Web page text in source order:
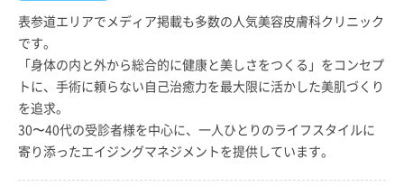
表参道エリアでメディア掲載も多数の人気美容皮膚科クリニック
です。
「身体の内と外から総合的に健康と美しさをつくる」をコンセプ
トに、手術に頼らない自己治癒力を最大限に活かした美肌づくり
を追求。
30〜40代の受診者様を中心に、一人ひとりのライフスタイルに
寄り添ったエイジングマネジメントを提供しています。